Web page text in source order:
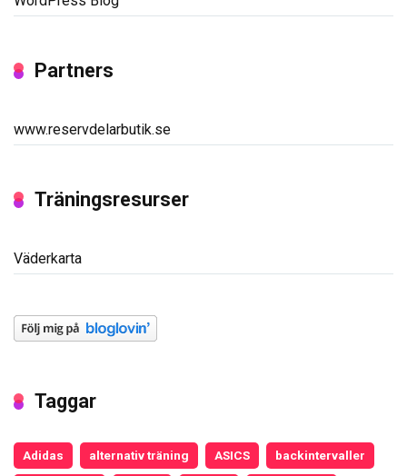
Partners
www.reservdelarbutik.se
Träningsresurser
Väderkarta
Taggar
Adidas alternativ träning ASICS backintervaller